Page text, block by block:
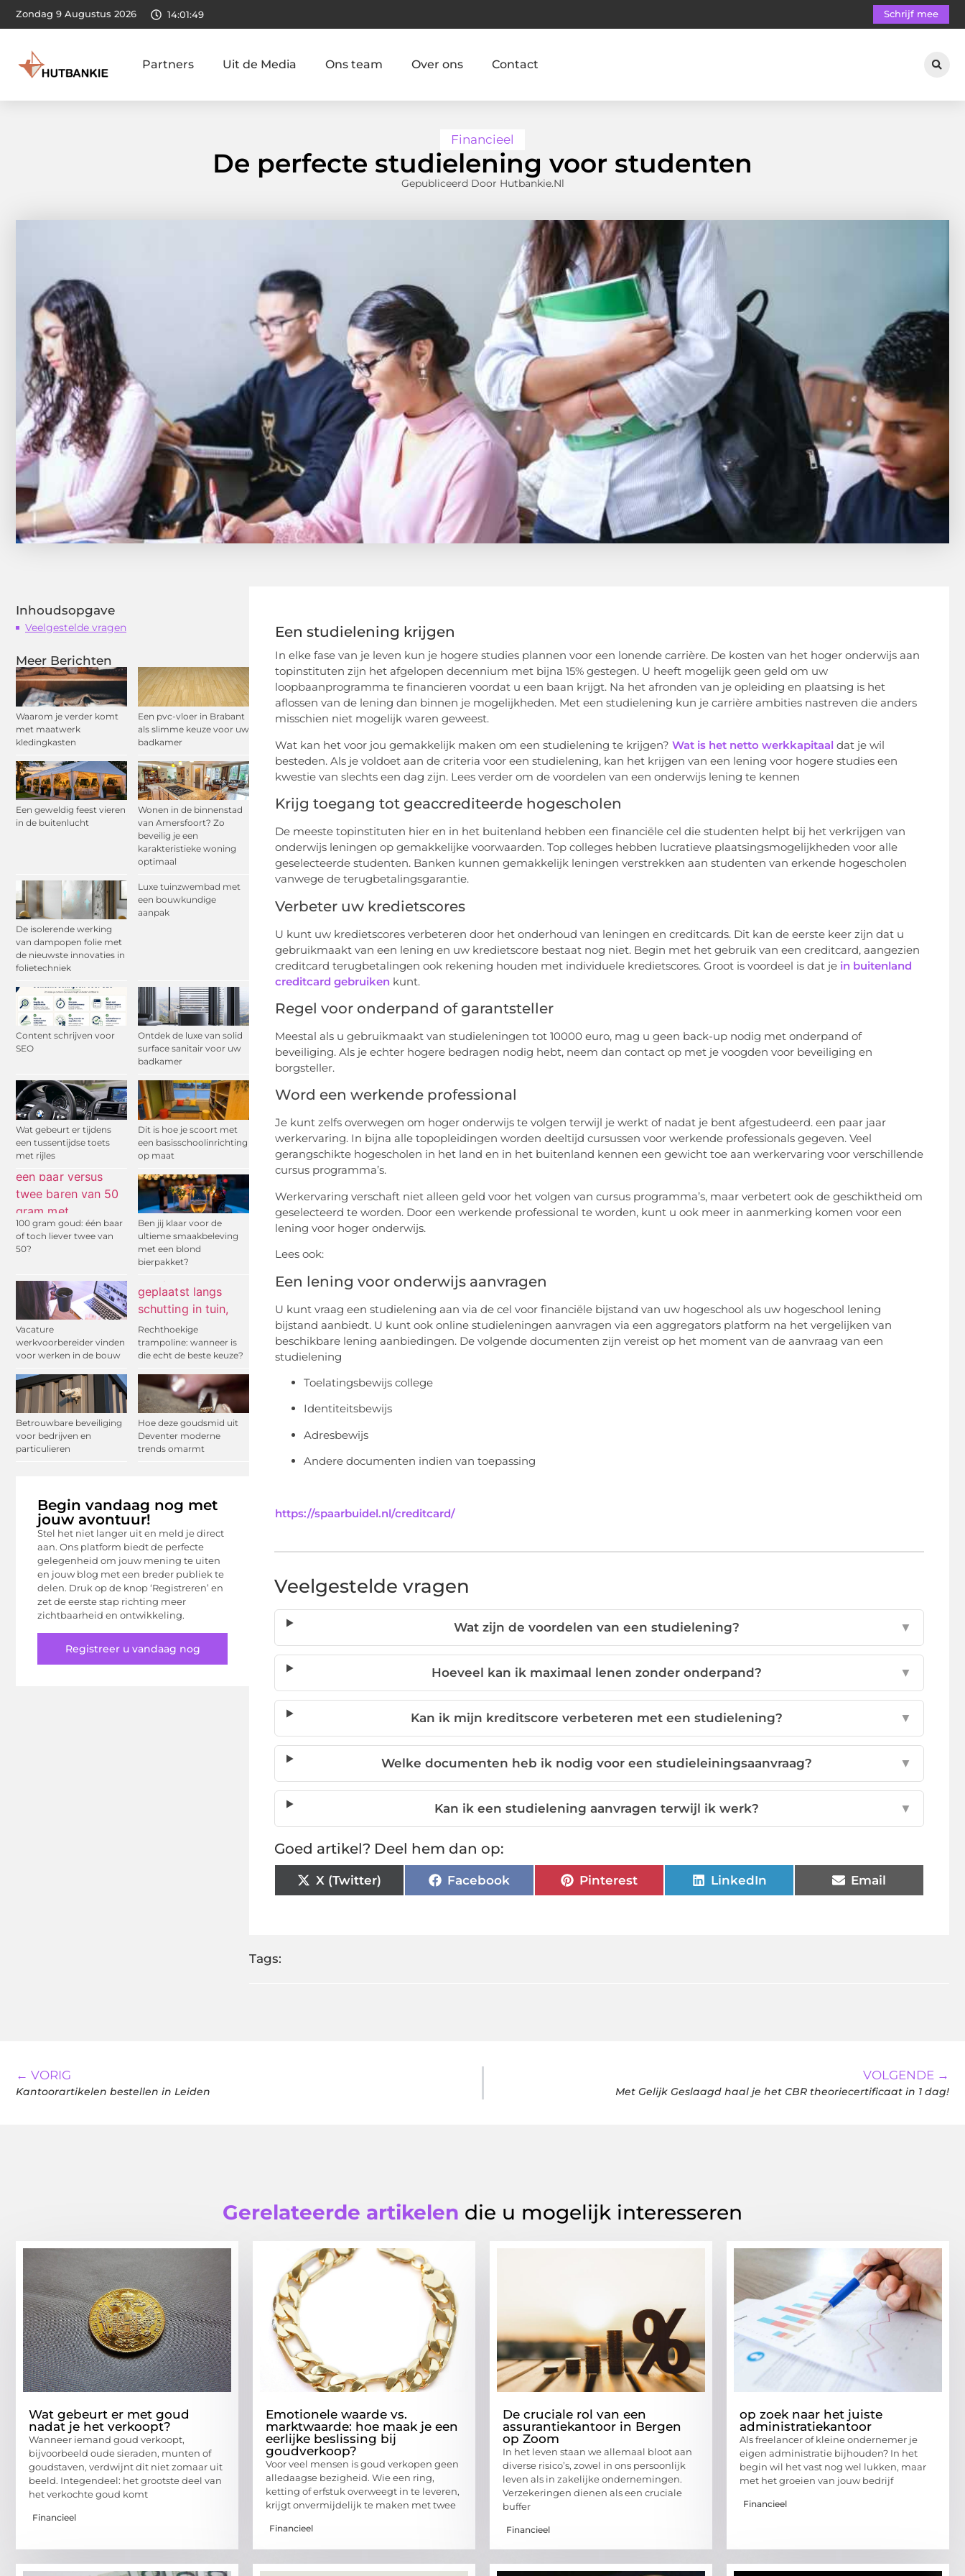
Zondag 9 Augustus 2026 14:01:50 Schrijf mee
Partners Uit de Media Ons team Over ons Contact
Financieel
De perfecte studielening voor studenten
Gepubliceerd Door Hutbankie.nl
Inhoudsopgave
Veelgestelde vragen
Meer Berichten
Waarom je verder komt
met maatwerk
kledingkasten
Een pvc-vloer in Brabant
als slimme keuze voor uw
badkamer
Een geweldig feest vieren
in de buitenlucht
Wonen in de binnenstad
van Amersfoort? Zo
beveilig je een
karakteristieke woning
optimaal
De isolerende werking
van dampopen folie met
de nieuwste innovaties in
folietechniek
Luxe tuinzwembad met
een bouwkundige
aanpak
Content schrijven voor
SEO
Ontdek de luxe van solid
surface sanitair voor uw
badkamer
Wat gebeurt er tijdens
een tussentijdse toets
met rijles
Dit is hoe je scoort met
een basisschoolinrichting
op maat
100 gram goud: één baar
of toch liever twee van
50?
Ben jij klaar voor de
ultieme smaakbeleving
met een blond
bierpakket?
Vacature
werkvoorbereider vinden
voor werken in de bouw
Rechthoekige
trampoline: wanneer is
die echt de beste keuze?
Betrouwbare beveiliging
voor bedrijven en
particulieren
Hoe deze goudsmid uit
Deventer moderne
trends omarmt
Begin vandaag nog met
jouw avontuur!
Stel het niet langer uit en meld je direct
aan. Ons platform biedt de perfecte
gelegenheid om jouw mening te uiten
en jouw blog met een breder publiek te
delen. Druk op de knop ‘Registreren’ en
zet de eerste stap richting meer
zichtbaarheid en ontwikkeling.
Registreer u vandaag nog
Een studielening krijgen
In elke fase van je leven kun je hogere studies plannen voor een lonende carrière. De kosten van het hoger onderwijs aan
topinstituten zijn het afgelopen decennium met bijna 15% gestegen. U heeft mogelijk geen geld om uw
loopbaanprogramma te financieren voordat u een baan krijgt. Na het afronden van je opleiding en plaatsing is het
aflossen van de lening dan binnen je mogelijkheden. Met een studielening kun je carrière ambities nastreven die anders
misschien niet mogelijk waren geweest.
Wat kan het voor jou gemakkelijk maken om een studielening te krijgen? Wat is het netto werkkapitaal dat je wil
besteden. Als je voldoet aan de criteria voor een studielening, kan het krijgen van een lening voor hogere studies een
kwestie van slechts een dag zijn. Lees verder om de voordelen van een onderwijs lening te kennen
Krijg toegang tot geaccrediteerde hogescholen
De meeste topinstituten hier en in het buitenland hebben een financiële cel die studenten helpt bij het verkrijgen van
onderwijs leningen op gemakkelijke voorwaarden. Top colleges hebben lucratieve plaatsingsmogelijkheden voor alle
geselecteerde studenten. Banken kunnen gemakkelijk leningen verstrekken aan studenten van erkende hogescholen
vanwege de terugbetalingsgarantie.
Verbeter uw kredietscores
U kunt uw kredietscores verbeteren door het onderhoud van leningen en creditcards. Dit kan de eerste keer zijn dat u
gebruikmaakt van een lening en uw kredietscore bestaat nog niet. Begin met het gebruik van een creditcard, aangezien
creditcard terugbetalingen ook rekening houden met individuele kredietscores. Groot is voordeel is dat je in buitenland
creditcard gebruiken kunt.
Regel voor onderpand of garantsteller
Meestal als u gebruikmaakt van studieleningen tot 10000 euro, mag u geen back-up nodig met onderpand of
beveiliging. Als je echter hogere bedragen nodig hebt, neem dan contact op met je voogden voor beveiliging en
borgsteller.
Word een werkende professional
Je kunt zelfs overwegen om hoger onderwijs te volgen terwijl je werkt of nadat je bent afgestudeerd. een paar jaar
werkervaring. In bijna alle topopleidingen worden deeltijd cursussen voor werkende professionals gegeven. Veel
gerangschikte hogescholen in het land en in het buitenland kennen een gewicht toe aan werkervaring voor verschillende
cursus programma’s.
Werkervaring verschaft niet alleen geld voor het volgen van cursus programma’s, maar verbetert ook de geschiktheid om
geselecteerd te worden. Door een werkende professional te worden, kunt u ook meer in aanmerking komen voor een
lening voor hoger onderwijs.
Lees ook:
Een lening voor onderwijs aanvragen
U kunt vraag een studielening aan via de cel voor financiële bijstand van uw hogeschool als uw hogeschool lening
bijstand aanbiedt. U kunt ook online studieleningen aanvragen via een aggregators platform na het vergelijken van
beschikbare lening aanbiedingen. De volgende documenten zijn vereist op het moment van de aanvraag van een
studielening
Toelatingsbewijs college
Identiteitsbewijs
Adresbewijs
Andere documenten indien van toepassing
https://spaarbuidel.nl/creditcard/
Veelgestelde vragen
Wat zijn de voordelen van een studielening? ▼
Hoeveel kan ik maximaal lenen zonder onderpand? ▼
Kan ik mijn kreditscore verbeteren met een studielening? ▼
Welke documenten heb ik nodig voor een studieleiningsaanvraag? ▼
Kan ik een studielening aanvragen terwijl ik werk? ▼
Goed artikel? Deel hem dan op:
X (Twitter) Facebook Pinterest LinkedIn Email
Tags:
← VORIG
Kantoorartikelen bestellen in Leiden
VOLGENDE →
Met Gelijk Geslaagd haal je het CBR theoriecertificaat in 1 dag!
Gerelateerde artikelen die u mogelijk interesseren
Wat gebeurt er met goud
nadat je het verkoopt?
Wanneer iemand goud verkoopt,
bijvoorbeeld oude sieraden, munten of
goudstaven, verdwijnt dit niet zomaar uit
beeld. Integendeel: het grootste deel van
het verkochte goud komt
Financieel
Emotionele waarde vs.
marktwaarde: hoe maak je een
eerlijke beslissing bij
goudverkoop?
Voor veel mensen is goud verkopen geen
alledaagse bezigheid. Wie een ring,
ketting of erfstuk overweegt in te leveren,
krijgt onvermijdelijk te maken met twee
Financieel
De cruciale rol van een
assurantiekantoor in Bergen
op Zoom
In het leven staan we allemaal bloot aan
diverse risico’s, zowel in ons persoonlijk
leven als in zakelijke ondernemingen.
Verzekeringen dienen als een cruciale
buffer
Financieel
op zoek naar het juiste
administratiekantoor
Als freelancer of kleine ondernemer je
eigen administratie bijhouden? In het
begin wil het vast nog wel lukken, maar
met het groeien van jouw bedrijf
Financieel